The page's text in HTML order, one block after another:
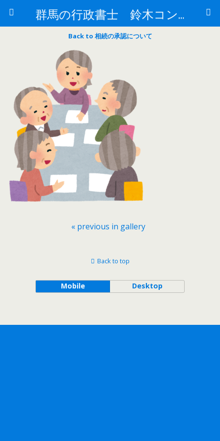
群馬の行政書士 鈴木コンサルもすなるブログ
Back to 相続の承認について
« previous in gallery
Back to top
Mobile Desktop